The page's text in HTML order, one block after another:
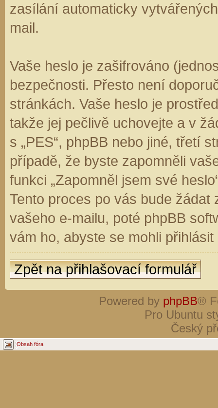
zasílání automaticky
mail.
Vaše heslo je zašifrováno
bezpečnosti. Přesto není
stránkách. Vaše heslo je
takže jej pečlivě uchovejte a v
s „PES“, phpBB nebo jiné, třetí
případě, že byste zapomněli
funkci „Zapomněl jsem své
Tento proces po vás bude
vašeho e-mailu, poté phpBB
vám ho, abyste se mohli
Zpět na přihlašovací formulář
Powered by phpBB®
Pro Ubuntu
Český
Obsah fóra